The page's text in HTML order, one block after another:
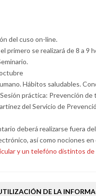
del cuso on-line.
primero se realizará de 8 a 9
Hábitos saludables.
práctica: Prevención
del Servicio de
deberá realizarse fuera
así como nociones en
y un telefóno distintos
DE LA